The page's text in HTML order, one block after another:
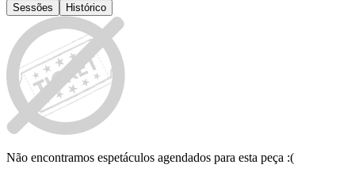
Sessões Histórico
Não encontramos espetáculos agendados para esta peça :(